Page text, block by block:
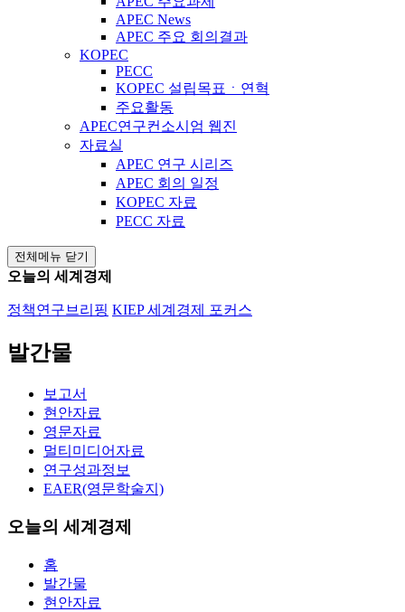
APEC News
APEC 주요 회의결과
KOPEC
PECC
KOPEC 설립목표ㆍ연혁
주요활동
APEC연구컨소시엄 웹진
자료실
APEC 연구 시리즈
APEC 회의 일정
KOPEC 자료
PECC 자료
전체메뉴 닫기
오늘의 세계경제
정책연구브리핑 KIEP 세계경제 포커스
발간물
보고서
현안자료
영문자료
멀티미디어자료
연구성과정보
EAER(영문학술지)
오늘의 세계경제
홈
발간물
현안자료